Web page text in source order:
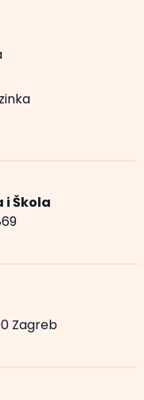
i Škola
Zagreb